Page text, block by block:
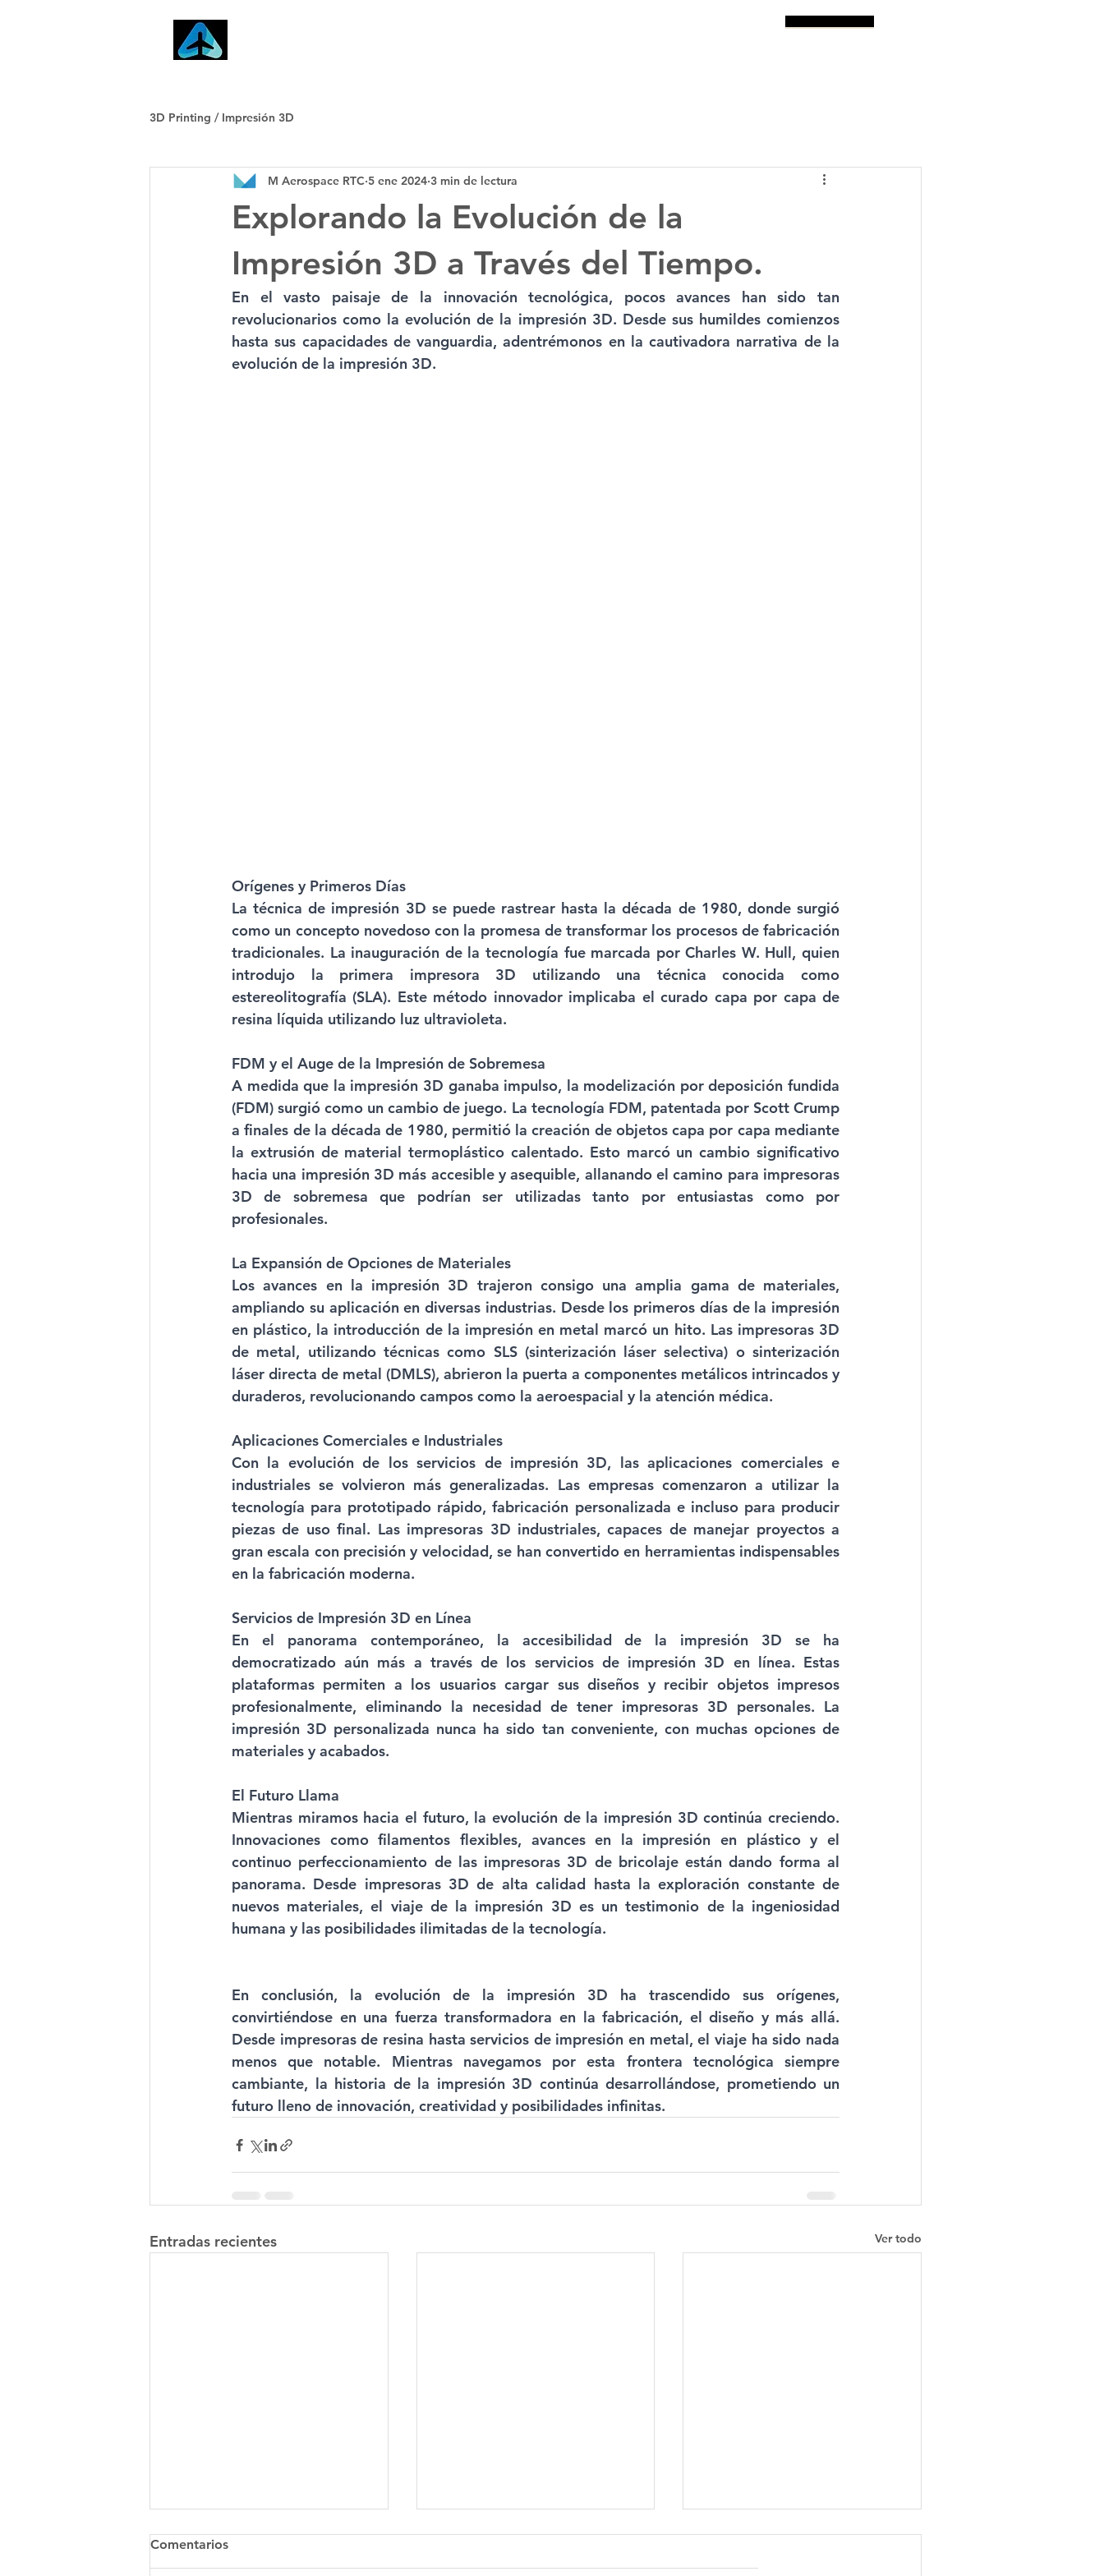
3D Printing / Impresión 3D
Explorando la Evolución de la
Impresión 3D a Través del Tiempo.
M Aerospace RTC 5 ene 2024 3 min de lectura
En el vasto paisaje de la innovación tecnológica, pocos avances han sido tan
revolucionarios como la evolución de la impresión 3D. Desde sus humildes comienzos
hasta sus capacidades de vanguardia, adentrémonos en la cautivadora narrativa de la
evolución de la impresión 3D.
Orígenes y Primeros Días
La técnica de impresión 3D se puede rastrear hasta la década de 1980, donde surgió
como un concepto novedoso con la promesa de transformar los procesos de fabricación
tradicionales. La inauguración de la tecnología fue marcada por Charles W. Hull, quien
introdujo la primera impresora 3D utilizando una técnica conocida como
estereolitografía (SLA). Este método innovador implicaba el curado capa por capa de
resina líquida utilizando luz ultravioleta.
FDM y el Auge de la Impresión de Sobremesa
A medida que la impresión 3D ganaba impulso, la modelización por deposición fundida
(FDM) surgió como un cambio de juego. La tecnología FDM, patentada por Scott Crump
a finales de la década de 1980, permitió la creación de objetos capa por capa mediante
la extrusión de material termoplástico calentado. Esto marcó un cambio significativo
hacia una impresión 3D más accesible y asequible, allanando el camino para impresoras
3D de sobremesa que podrían ser utilizadas tanto por entusiastas como por
profesionales.
La Expansión de Opciones de Materiales
Los avances en la impresión 3D trajeron consigo una amplia gama de materiales,
ampliando su aplicación en diversas industrias. Desde los primeros días de la impresión
en plástico, la introducción de la impresión en metal marcó un hito. Las impresoras 3D
de metal, utilizando técnicas como SLS (sinterización láser selectiva) o sinterización
láser directa de metal (DMLS), abrieron la puerta a componentes metálicos intrincados y
duraderos, revolucionando campos como la aeroespacial y la atención médica.
Aplicaciones Comerciales e Industriales
Con la evolución de los servicios de impresión 3D, las aplicaciones comerciales e
industriales se volvieron más generalizadas. Las empresas comenzaron a utilizar la
tecnología para prototipado rápido, fabricación personalizada e incluso para producir
piezas de uso final. Las impresoras 3D industriales, capaces de manejar proyectos a
gran escala con precisión y velocidad, se han convertido en herramientas indispensables
en la fabricación moderna.
Servicios de Impresión 3D en Línea
En el panorama contemporáneo, la accesibilidad de la impresión 3D se ha
democratizado aún más a través de los servicios de impresión 3D en línea. Estas
plataformas permiten a los usuarios cargar sus diseños y recibir objetos impresos
profesionalmente, eliminando la necesidad de tener impresoras 3D personales. La
impresión 3D personalizada nunca ha sido tan conveniente, con muchas opciones de
materiales y acabados.
El Futuro Llama
Mientras miramos hacia el futuro, la evolución de la impresión 3D continúa creciendo.
Innovaciones como filamentos flexibles, avances en la impresión en plástico y el
continuo perfeccionamiento de las impresoras 3D de bricolaje están dando forma al
panorama. Desde impresoras 3D de alta calidad hasta la exploración constante de
nuevos materiales, el viaje de la impresión 3D es un testimonio de la ingeniosidad
humana y las posibilidades ilimitadas de la tecnología.
En conclusión, la evolución de la impresión 3D ha trascendido sus orígenes,
convirtiéndose en una fuerza transformadora en la fabricación, el diseño y más allá.
Desde impresoras de resina hasta servicios de impresión en metal, el viaje ha sido nada
menos que notable. Mientras navegamos por esta frontera tecnológica siempre
cambiante, la historia de la impresión 3D continúa desarrollándose, prometiendo un
futuro lleno de innovación, creatividad y posibilidades infinitas.
Entradas recientes Ver todo
Comentarios